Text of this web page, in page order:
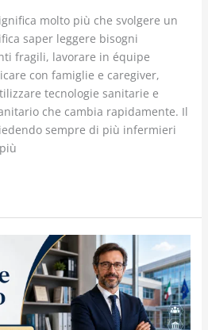
molto più che svolgere un
saper leggere bisogni
fragili, lavorare in équipe
con famiglie e caregiver,
tecnologie sanitarie e
che cambia rapidamente. Il
sempre di più infermieri